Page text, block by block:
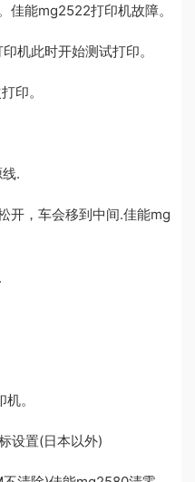
佳能mg2522打印机故障。
机此时开始测试打印。
印。
.
开，车会移到中间.佳能mg
。
设置(日本以外)